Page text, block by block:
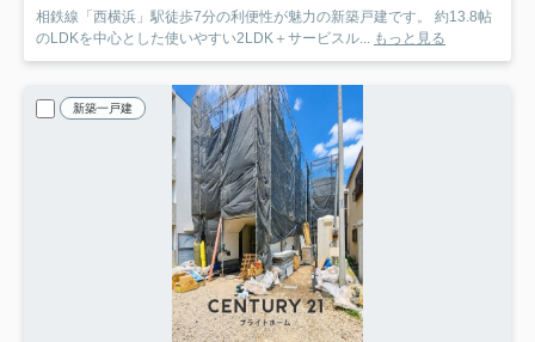
相鉄線「西横浜」駅徒歩7分の利便性が魅力の新築戸建です。 約13.8帖
のLDKを中心とした使いやすい2LDK＋サービスル... もっと見る
新築一戸建